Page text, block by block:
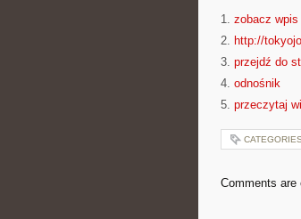
1. zobacz wpis
2. http://
3. przejdź do
4. odnośnik
5. przeczytaj
Comments are